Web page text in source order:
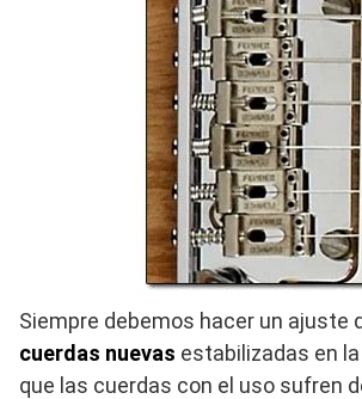
Siempre debemos hacer un ajuste
cuerdas nuevas estabilizadas en
que las cuerdas con el uso sufren